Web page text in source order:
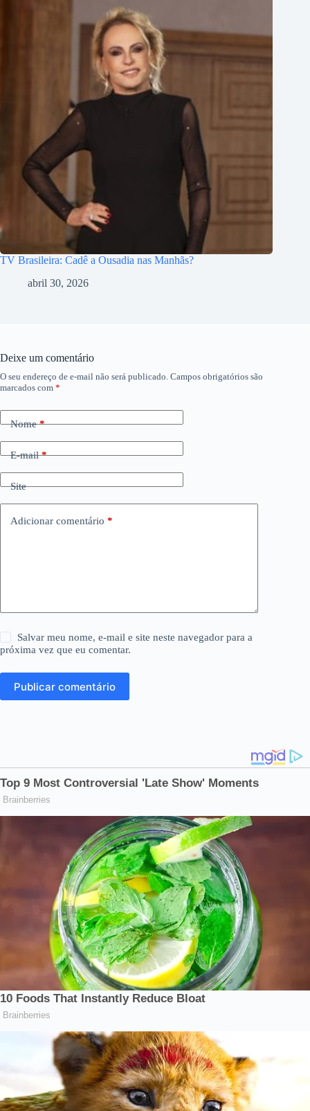
TV Brasileira: Cadê a Ousadia nas Manhãs?
abril 30, 2026
Deixe um comentário
O seu endereço de e-mail não será publicado. Campos obrigatórios são
marcados com *
Nome*
E-mail*
Site
Adicionar comentário *
Salvar meu nome, e-mail e site neste navegador para a
próxima vez que eu comentar.
Publicar comentário